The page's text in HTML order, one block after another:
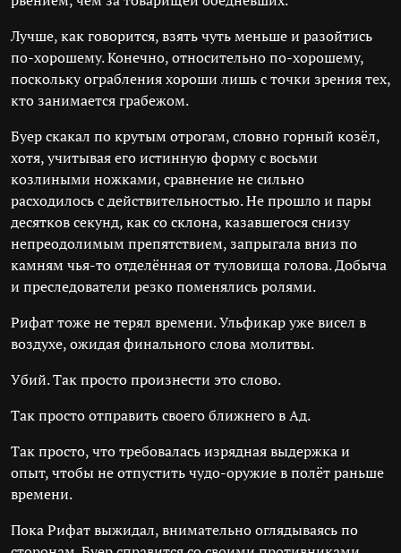
Лучше, как говорится, взять чуть меньше и разойтись
по-хорошему. Конечно, относительно по-хорошему,
поскольку ограбления хороши лишь с точки зрения тех,
кто занимается грабежом.
Буер скакал по крутым отрогам, словно горный козёл,
хотя, учитывая его истинную форму с восьми
козлиными ножками, сравнение не сильно
расходилось с действительностью. Не прошло и пары
десятков секунд, как со склона, казавшегося снизу
непреодолимым препятствием, запрыгала вниз по
камням чья-то отделённая от туловища голова. Добыча
и преследователи резко поменялись ролями.
Рифат тоже не терял времени. Ульфикар уже висел в
воздухе, ожидая финального слова молитвы.
Убий. Так просто произнести это слово.
Так просто отправить своего ближнего в Ад.
Так просто, что требовалась изрядная выдержка и
опыт, чтобы не отпустить чудо-оружие в полёт раньше
времени.
Пока Рифат выжидал, внимательно оглядываясь по